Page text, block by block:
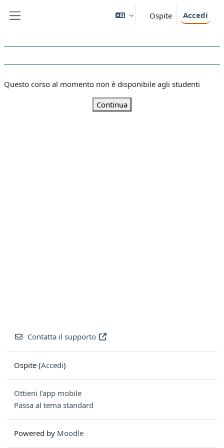
Ospite Accedi
Questo corso al momento non è disponibile agli studenti
Continua
Contatta il supporto
Ospite (Accedi)
Ottieni l'app mobile
Passa al tema standard
Powered by Moodle